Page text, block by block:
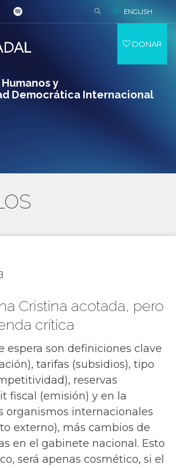
y
Democrática Internacional
ENGLISH
DONAR
Cristina acotada, pero
crítica
espera son definiciones clave
tarifas (subsidios), tipo
reservas
fiscal (emisión) y en la
organismos internacionales
externo), más cambios de
en el gabinete nacional. Esto
será apenas cosmético, si el